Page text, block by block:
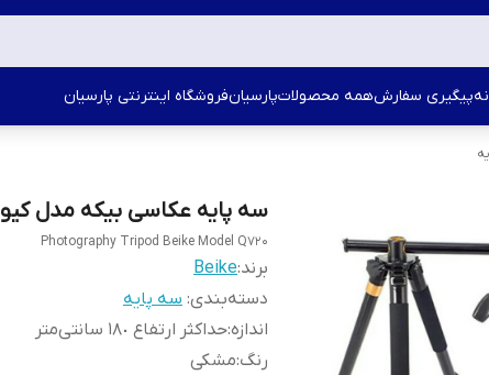
پیگیری سفارشهمه محصولاتپارسیانفروشگاه اینترنتی پارسیان
سه‌ پایه عکاسی بیکه مدل کیو ٧٢٠
Photography Tripod Beike Model Q720
برند:Beike
دسته‌بندی: سه پایه
اندازه:حداکثر ارتفاع ١٨٠ سانتی‌متر
رنگ:مشکی